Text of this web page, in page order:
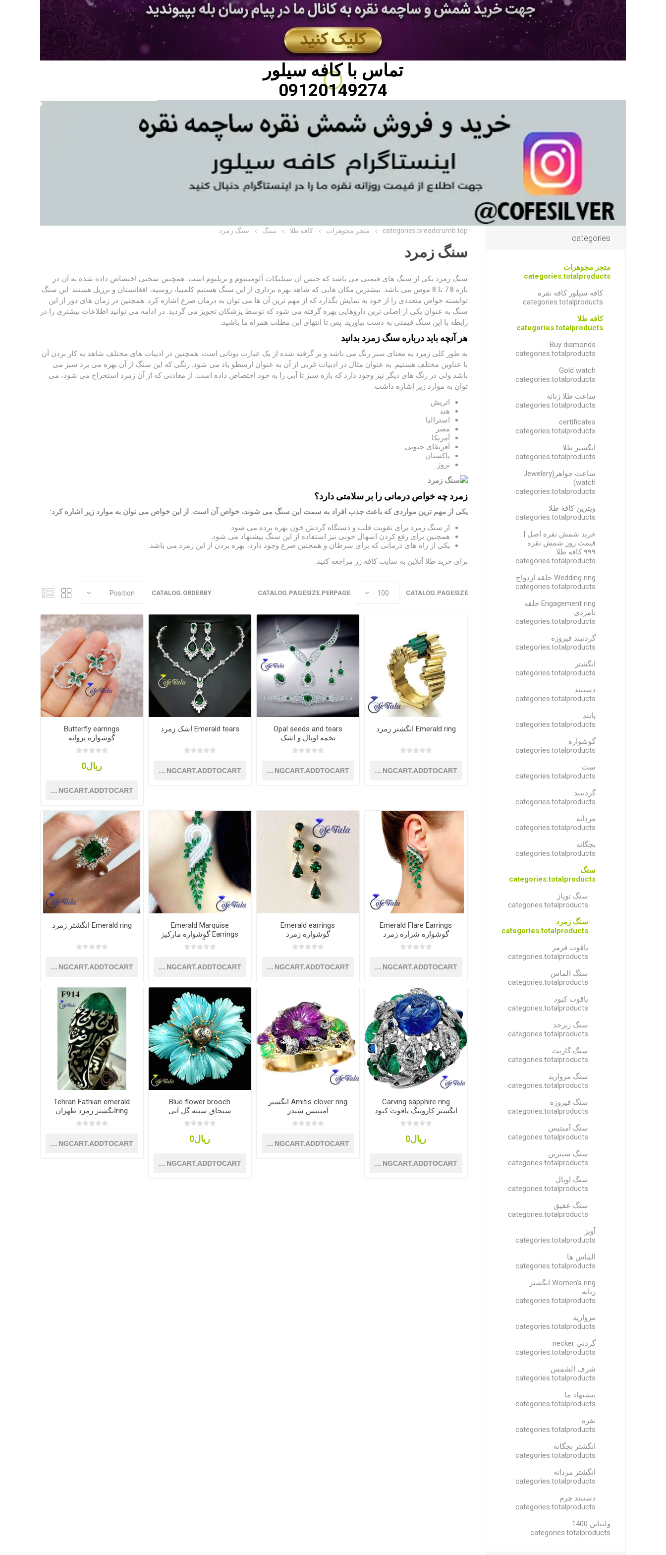
تماس باکافه سیلور
09120149274
categories.breadcrumb.top متجر مجوهرات کافه طلا سنگ سنگ زمرد
سنگ زمرد
سنگ زمرد یکی از سنگ های قیمتی می باشد که جنس آن سیلیکات آلومینیوم و بریلیوم است. همچنین سختی اختصاص داده شده به آن در
بازه 7.8 تا 8 موس می باشد. بیشترین مکان هایی که شاهد بهره برداری از این سنگ هستیم کلمبیا، روسیه، افغانستان و برزیل هستند. این سنگ
توانسته خواص متعددی را از خود به نمایش بگذارد که از مهم ترین آن ها می توان به درمان صرع اشاره کرد. همچنین در زمان های دور از این
سنگ به عنوان یکی از اصلی ترین داروهایی بهره گرفته می شود که توسط پزشکان تجویز می گردید. در ادامه می توانید اطلاعات بیشتری را در
رابطه با این سنگ قیمتی به دست بیاورید. پس تا انتهای این مطلب همراه ما باشید.
هر آنچه باید درباره سنگ زمرد بدانید
به طور کلی زمرد به معنای سبز رنگ می باشد و بر گرفته شده از یک عبارت یونانی است. همچنین در ادبیات های مختلف شاهد به کار بردن آن
با عناوین مختلف هستیم. به عنوان مثال در ادبیات غربی از آن به عنوان ارسطو یاد می شود. رنگی که این سنگ از آن بهره می برد سبز می
باشد ولی در رنگ های دیگر نیز وجود دارد که بازه سبز تا آبی را به خود اختصاص داده است. از معادنی که از آن زمرد استخراج می شود، می
توان به موارد زیر اشاره داشت:
اتریش
هند
استرالیا
مصر
آمریکا
آفریقای جنوبی
پاکستان
نروژ
زمرد چه خواص درمانی را بر سلامتی دارد؟
یکی از مهم ترین مواردی که باعث جذب افراد به سمت این سنگ می شوند، خواص آن است. از این خواص می توان به موارد زیر اشاره کرد:
از سنگ زمرد برای تقویت قلب و دستگاه گردش خون بهره برده می شود.
همچنین برای رفع کردن اسهال خونی نیز استفاده از این سنگ پیشنهاد می شود.
یکی از راه های درمانی که برای سرطان و همچنین صرع وجود دارد، بهره بردن از این زمرد می باشد.
برای خرید طلا آنلاین به سایت کافه زر مراجعه کنید.
CATALOG.ORDERBY CATALOG.PAGESIZE
CATALOG.PAGESIZE.PERPAGE
Emerald ring انگشتر زمرد
SHOPPINGCART.ADDTOCART
Opal seeds and tears
تخمه اوپال و اشک
SHOPPINGCART.ADDTOCART
Emerald tears اشک زمرد
SHOPPINGCART.ADDTOCART
Butterfly earrings
گوشواره پروانه
ریال0
SHOPPINGCART.ADDTOCART
Emerald Flare Earrings
گوشواره شراره زمرد
SHOPPINGCART.ADDTOCART
Emerald earrings
گوشواره زمرد
SHOPPINGCART.ADDTOCART
Emerald Marquise
Earrings گوشواره مارکیز
گرد
SHOPPINGCART.ADDTOCART
Emerald ring انگشتر زمرد
SHOPPINGCART.ADDTOCART
Carving sapphire ring
انگشتر کاروینگ یاقوت کبود
ریال0
SHOPPINGCART.ADDTOCART
Amitis clover ring انگشتر
آمیتیس شبدر
SHOPPINGCART.ADDTOCART
Blue flower brooch
سنجاق سینه گل آبی
ریال0
SHOPPINGCART.ADDTOCART
Tehran Fathian emerald
ringانگشتر زمرد طهران
فتحیان
SHOPPINGCART.ADDTOCART
categories
متجر مجوهرات
categories.totalproducts
کافه سیلور کافه نقره
categories.totalproducts
کافه طلا
categories.totalproducts
Buy diamonds
categories.totalproducts
Gold watch
categories.totalproducts
ساعت طلا زنانه
categories.totalproducts
certificates
categories.totalproducts
انگشتر طلا
categories.totalproducts
ساعت جواهر(Jewelery
watch)
categories.totalproducts
ویترین کافه طلا
categories.totalproducts
خرید شمش نقره اصل |
قیمت روز شمش نقره
۹۹۹ کافه طلا
categories.totalproducts
Wedding ring حلقه ازدواج
categories.totalproducts
Engagement ring حلقه
نامزدی
categories.totalproducts
گردنبند فیروزه
categories.totalproducts
انگشتر
categories.totalproducts
دستبند
categories.totalproducts
پابند
categories.totalproducts
گوشواره
categories.totalproducts
ست
categories.totalproducts
گردنبند
categories.totalproducts
مردانه
categories.totalproducts
بچگانه
categories.totalproducts
سنگ
categories.totalproducts
سنگ توپاز
categories.totalproducts
سنگ زمرد
categories.totalproducts
یاقوت قرمز
categories.totalproducts
سنگ الماس
categories.totalproducts
یاقوت کبود
categories.totalproducts
سنگ زبرجد
categories.totalproducts
سنگ گارنت
categories.totalproducts
سنگ مروارید
categories.totalproducts
سنگ فیروزه
categories.totalproducts
سنگ آمیتیس
categories.totalproducts
سنگ سیترین
categories.totalproducts
سنگ اوپال
categories.totalproducts
سنگ عقیق
categories.totalproducts
آویز
categories.totalproducts
الماس ها
categories.totalproducts
Women's ring انگشتر
زنانه
categories.totalproducts
مروارید
categories.totalproducts
گردنی necker
categories.totalproducts
شرف الشمس
categories.totalproducts
پیشنهاد ما
categories.totalproducts
نقره
categories.totalproducts
انگشتر بچگانه
categories.totalproducts
انگشتر مردانه
categories.totalproducts
دستبند چرم
categories.totalproducts
ولنتاین 1400
categories.totalproducts